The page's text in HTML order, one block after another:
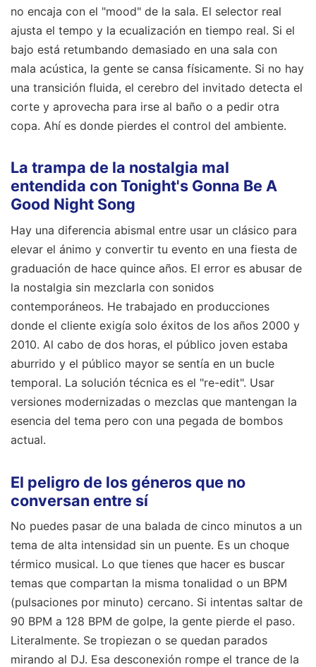
no encaja con el "mood" de la sala. El selector real
ajusta el tempo y la ecualización en tiempo real. Si el
bajo está retumbando demasiado en una sala con
mala acústica, la gente se cansa físicamente. Si no hay
una transición fluida, el cerebro del invitado detecta el
corte y aprovecha para irse al baño o a pedir otra
copa. Ahí es donde pierdes el control del ambiente.
La trampa de la nostalgia mal
entendida con Tonight's Gonna Be A
Good Night Song
Hay una diferencia abismal entre usar un clásico para
elevar el ánimo y convertir tu evento en una fiesta de
graduación de hace quince años. El error es abusar de
la nostalgia sin mezclarla con sonidos
contemporáneos. He trabajado en producciones
donde el cliente exigía solo éxitos de los años 2000 y
2010. Al cabo de dos horas, el público joven estaba
aburrido y el público mayor se sentía en un bucle
temporal. La solución técnica es el "re-edit". Usar
versiones modernizadas o mezclas que mantengan la
esencia del tema pero con una pegada de bombos
actual.
El peligro de los géneros que no
conversan entre sí
No puedes pasar de una balada de cinco minutos a un
tema de alta intensidad sin un puente. Es un choque
térmico musical. Lo que tienes que hacer es buscar
temas que compartan la misma tonalidad o un BPM
(pulsaciones por minuto) cercano. Si intentas saltar de
90 BPM a 128 BPM de golpe, la gente pierde el paso.
Literalmente. Se tropiezan o se quedan parados
mirando al DJ. Esa desconexión rompe el trance de la